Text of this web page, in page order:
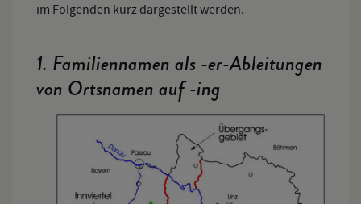
im Folgenden kurz dargestellt werden.
1. Familiennamen als -er-Ableitungen
von Ortsnamen auf -ing